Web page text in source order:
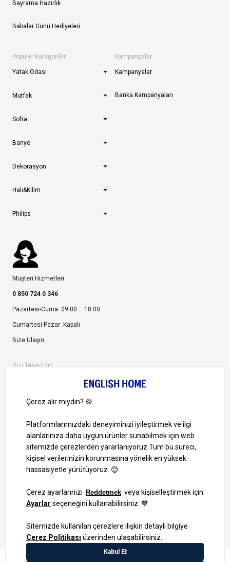
Bayrama Hazırlık
Babalar Günü Hediyeleri
Popüler Kategoriler
Yatak Odası
Mutfak
Sofra
Banyo
Dekorasyon
Halı&Kilim
Philips
Kampanyalar
Kampanyalar
Banka Kampanyaları
Müşteri Hizmetleri
0 850 724 0 346
Pazartesi-Cuma: 09:00 – 18:00
Cumartesi-Pazar: Kapalı
Bize Ulaşın
Bizi Takip Edin
1000 TL ve Üzeri Alışverişlerinizde Kargo Bedava!
Bilgi Toplum Hizmetleri
KVKK Veri İşleme Politikamız
Site Haritası